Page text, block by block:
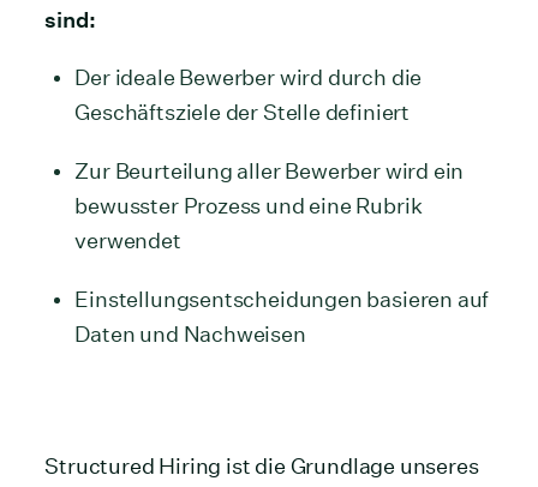
sind:
Der ideale Bewerber wird durch die
Geschäftsziele der Stelle definiert
Zur Beurteilung aller Bewerber wird ein
bewusster Prozess und eine Rubrik
verwendet
Einstellungsentscheidungen basieren auf
Daten und Nachweisen
Structured Hiring ist die Grundlage unseres